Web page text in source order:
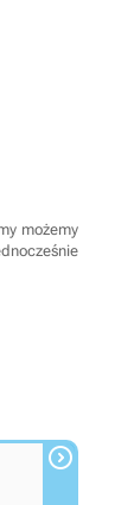
możemy
